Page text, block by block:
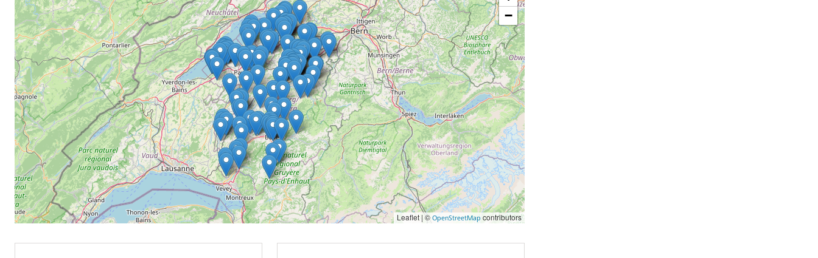
−
Leaflet | ©OpenStreetMap contributors